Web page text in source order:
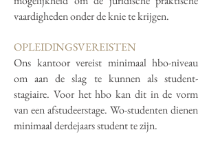
vaardigheden onder de knie te krijgen.
OPLEIDINGSVEREISTEN
Ons kantoor vereist minimaal hbo-niveau
om aan de slag te kunnen als student-
stagiaire. Voor het hbo kan dit in de vorm
van een afstudeerstage. Wo-studenten dienen
minimaal derdejaars student te zijn.